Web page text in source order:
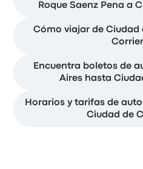
Roque Saenz Pena a
Cómo viajar de Ciudad
Encuentra boletos de
Aires hasta
Horarios y tarifas de
Ciudad de